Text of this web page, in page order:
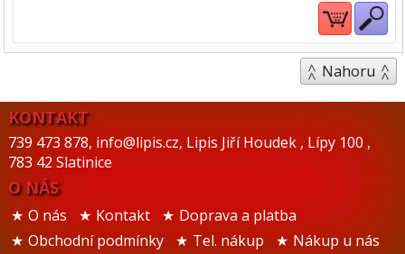
Nahoru
KONTAKT
739 473 878, info@lipis.cz, Lipis Jiří Houdek , Lípy 100 ,
783 42 Slatinice
O NÁS
O nás Kontakt
Doprava a platba
Obchodní podmínky
Tel. nákup Nákup u nás